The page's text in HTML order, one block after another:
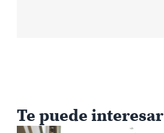
Te puede interesar